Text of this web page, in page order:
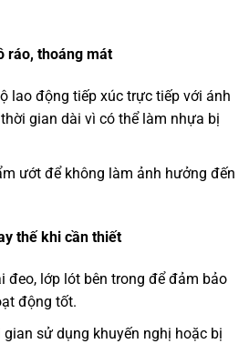
ráo, thoáng mát
lao động tiếp xúc trực tiếp với ánh
gian dài vì có thể làm nhựa bị
ướt để không làm ảnh hưởng đến
thế khi cần thiết
đeo, lớp lót bên trong để đảm bảo
động tốt.
sử dụng khuyến nghị hoặc bị